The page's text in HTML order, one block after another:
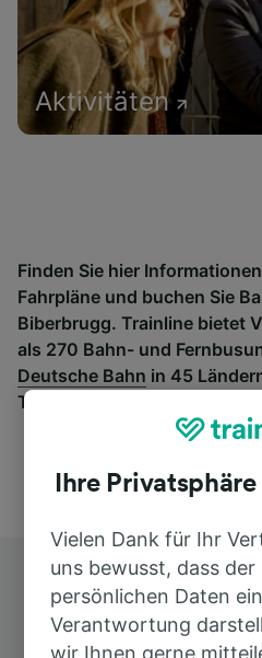
Aktivitäten
Finden Sie hier
Fahrpläne und buchen Sie
Biberbrugg. Trainline bietet
als 270 Bahn- und
Deutsche Bahn in 45
Trainline die passende
Ihre
Vielen Dank für Ihr
uns bewusst, dass
persönlichen Daten
Verantwortung
wir Ihnen gerne